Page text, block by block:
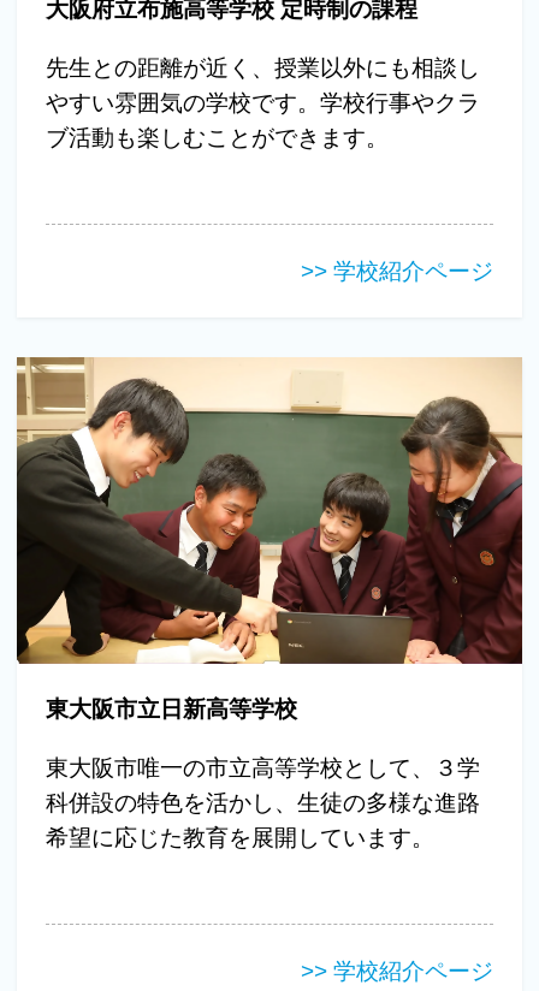
大阪府立布施高等学校 定時制の課程
先生との距離が近く、授業以外にも相談し
やすい雰囲気の学校です。学校行事やクラ
ブ活動も楽しむことができます。
>> 学校紹介ページ
東大阪市立日新高等学校
東大阪市唯一の市立高等学校として、３学
科併設の特色を活かし、生徒の多様な進路
希望に応じた教育を展開しています。
>> 学校紹介ページ